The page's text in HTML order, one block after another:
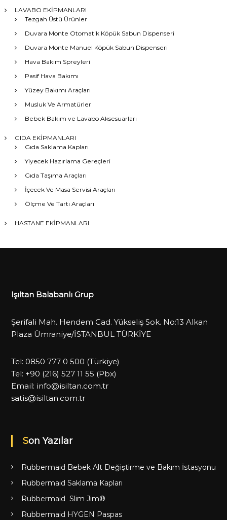
LAVABO EKİPMANLARI
Tezgah Üstü Ürünler
Duvara Monte Otomatik Köpük Sabun Dispenseri
Duvara Monte Manuel Köpük Sabun Dispenseri
Hava Bakım Spreyleri
Pasif Hava Bakımı
Yüzey Bakımı Araçları
Musluk Ve Armatürler
Bebek Bakım ve Lavabo Aksesuarları
GIDA EKİPMANLARI
Gıda Saklama Kapları
Yiyecek Hazırlama Gereçleri
Gıda Taşıma Araçları
İçecek Ve Masa Servisi Araçları
Ölçme Ve Tartı Araçları
HASTANE EKİPMANLARI
Işıltan Balabanlı Grup
Şerifali Mah. Hendem Cad. Yükseliş Sok. No:13 Alkan
Plaza Ümraniye/İSTANBUL TÜRKİYE
Tel: 0850 777 0 500 (Türkiye)
Tel: +90 (216) 527 11 55 (Pbx)
Email: info@isiltan.com.tr
satis@isiltan.com.tr
Son Yazılar
Rubbermaid Bebek Alt Değiştirme ve Bakım İstasyonu
Rubbermaid Saklama Kapları
Rubbermaid Slim Jim®
Rubbermaid HYGEN Paspas